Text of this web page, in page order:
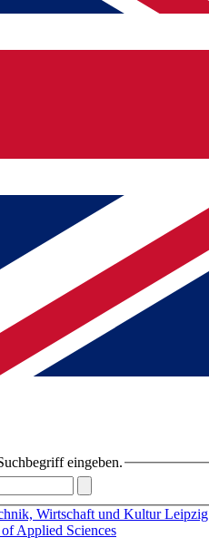
eingeben.
Wirtschaft und Kultur Leipzig
Applied Sciences